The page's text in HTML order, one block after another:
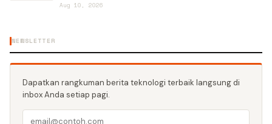
Aug 10, 2026
NEWSLETTER
Dapatkan rangkuman berita teknologi terbaik langsung di
inbox Anda setiap pagi.